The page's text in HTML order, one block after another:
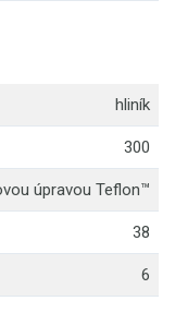
hliník
300
úpravou Teflon™
38
6